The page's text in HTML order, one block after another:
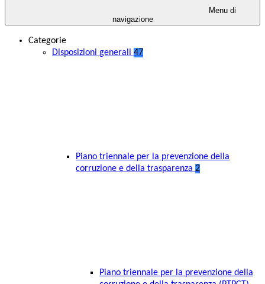
Menu di
navigazione
Categorie
Disposizioni generali 47
Piano triennale per la prevenzione della
corruzione e della trasparenza 2
Piano triennale per la prevenzione della